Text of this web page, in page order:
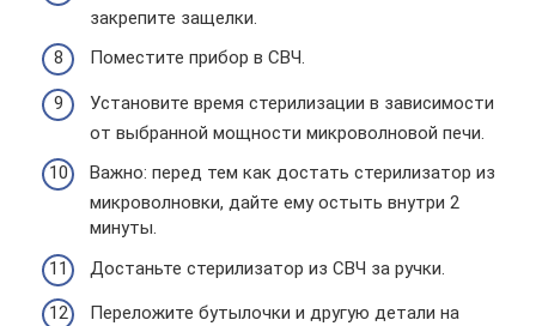
закрепите защелки.
Поместите прибор в СВЧ.
Установите время стерилизации в зависимости
от выбранной мощности микроволновой печи.
Важно: перед тем как достать стерилизатор из
микроволновки, дайте ему остыть внутри 2
минуты.
Достаньте стерилизатор из СВЧ за ручки.
Переложите бутылочки и другую детали на